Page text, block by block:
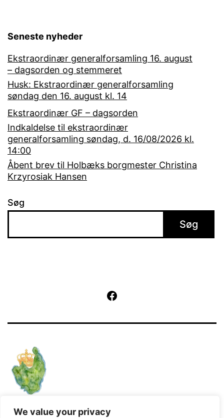
We value your privacy
Seneste nyheder
Ekstraordinær generalforsamling 16. august
– dagsorden og stemmeret
Husk: Ekstraordinær generalforsamling
søndag den 16. august kl. 14
Ekstraordinær GF – dagsorden
Indkaldelse til ekstraordinær
generalforsamling søndag, d. 16/08/2026 kl.
14:00
Åbent brev til Holbæks borgmester Christina
Krzyrosiak Hansen
Søg
Søg
Kører påWordPress.